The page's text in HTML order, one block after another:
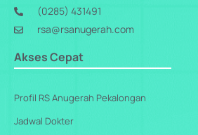
(0285) 431491
rsa@rsanugerah.com
Akses Cepat
Profil RS Anugerah Pekalongan
Jadwal Dokter